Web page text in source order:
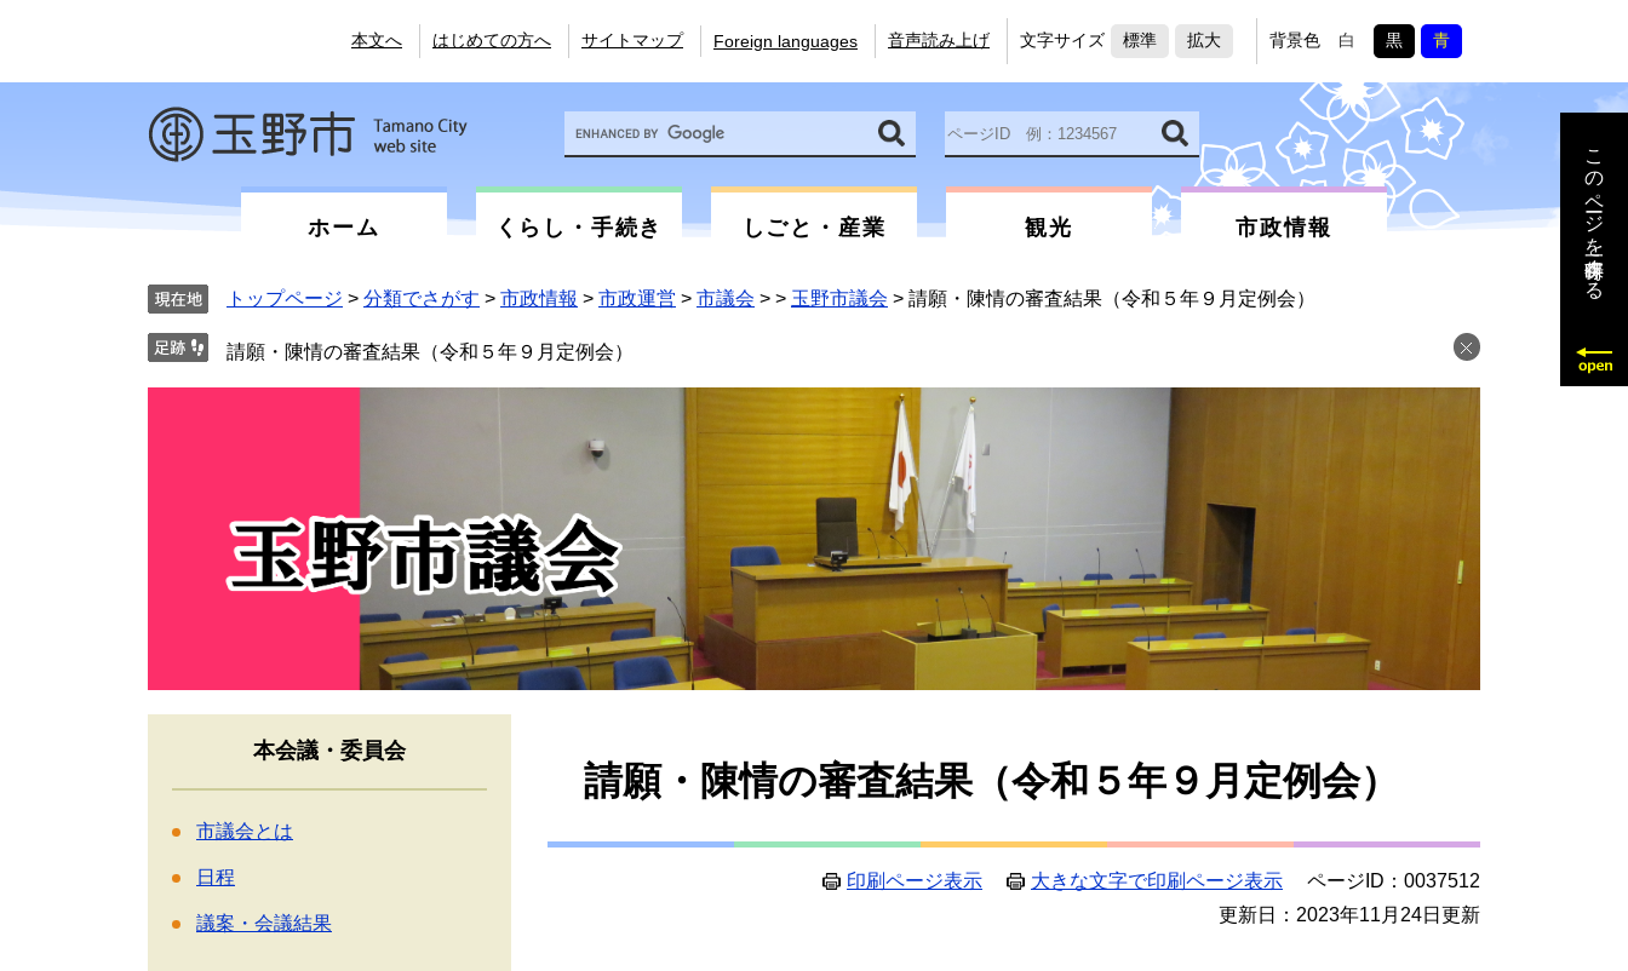
の
す。
ー
し
本文へ はじめての方へ サイトマップ Foreign languages 音声読み上げ 文字サイズ 標準 拡大 背景色 白 黒 青
カ
タ
ム
ID
を
ホーム くらし・手続き しごと・産業 観光 市政情報 このページを一時保存する
トップページ > 分類でさがす > 市政情報 > 市政運営 > 市議会 > > 玉野市議会 > 請願・陳情の審査結果（令和５年９月定例会）
請願・陳情の審査結果（令和５年９月定例会）
請願・陳情の審査結果（令和５年９月定例会）
印刷ページ表示 大きな文字で印刷ページ表示
ページID：0037512
更新日：2023年11月24日更新
本会議・委員会
市議会とは
日程
議案・会議結果